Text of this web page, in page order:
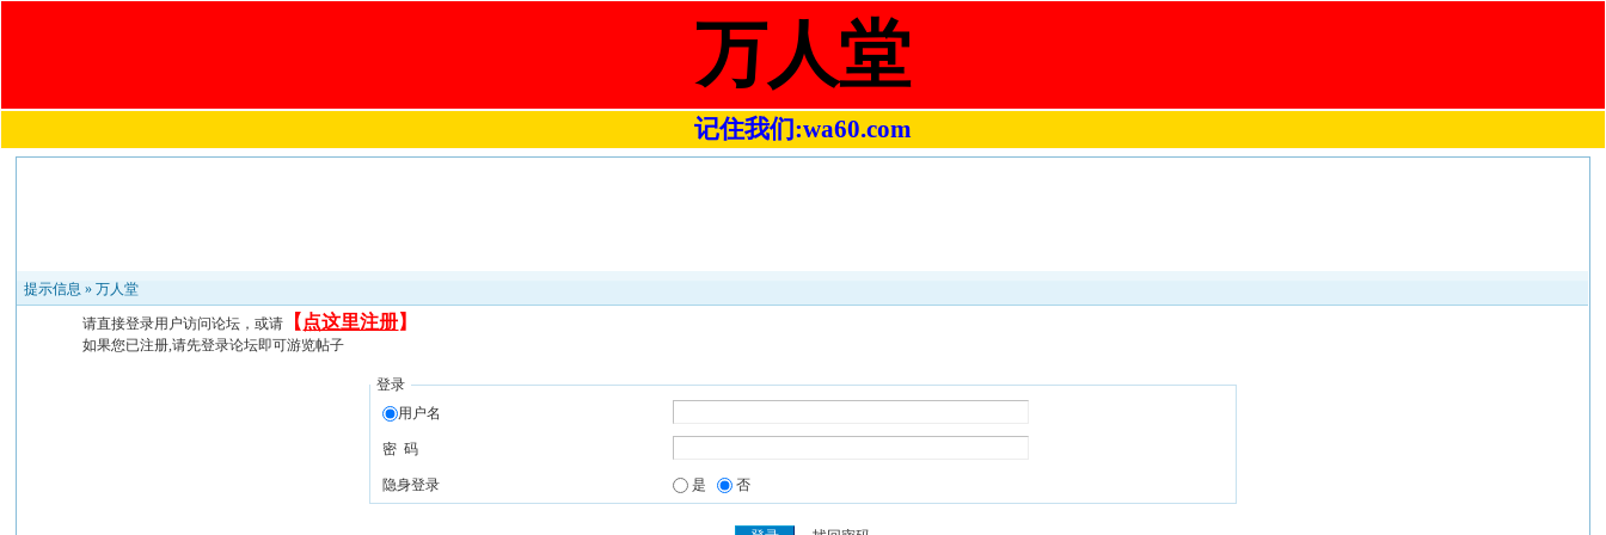
万人堂
记住我们:wa60.com
提示信息 »万人堂
请直接登录用户访问论坛，或请 【 点这里注册】
如果您已注册,请先登录论坛即可游览帖子
登录
用户名
密 码
隐身登录 是 否